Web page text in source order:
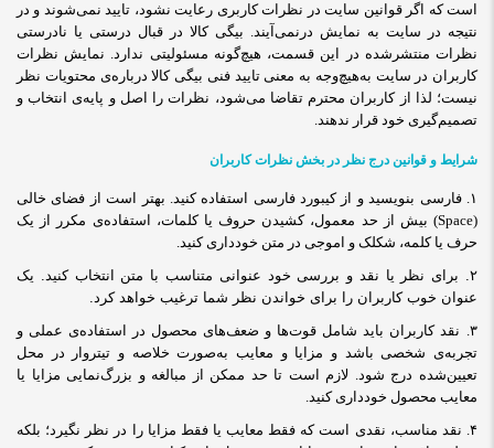
است که اگر قوانین سایت در نظرات کاربری رعایت نشود، تایید نمی‌شوند و در
نتیجه در سایت به نمایش درنمی‌آیند. بیگی کالا در قبال درستی یا نادرستی
نظرات منتشرشده در این قسمت، هیچگونه مسئولیتی ندارد. نمایش نظرات
کاربران در سایت بههیچ‌وجه به معنی تایید فنی بیگی کالا درباره‌ی محتویات نظر
نیست؛ لذا از کاربران محترم تقاضا می‌شود، نظرات را اصل و پایه‌ی انتخاب و
تصمیمگیری خود قرار ندهند.
شرایط و قوانین درج نظر در بخش نظرات کاربران
۱. فارسی بنویسید و از کیبورد فارسی استفاده کنید. بهتر است از فضای خالی
(
Space) بیش از حد معمول، کشیدن حروف یا کلمات، استفاده‌ی مکرر از یک
حرف یا کلمه، شکلک و اموجی در متن خودداری کنید.
۲. برای نظر یا نقد و بررسی خود عنوانی متناسب با متن انتخاب کنید. یک
عنوان خوب کاربران را برای خواندن نظر شما ترغیب خواهد کرد.
۳.
نقد کاربران باید شامل قوت‌ها و ضعف‌های محصول در استفاده‌ی عملی و
تجربه‌ی شخصی باشد و مزایا و معایب به‌صورت خلاصه و تیتروار در محل
تعیین‌شده درج شود. لازم است تا حد ممکن از مبالغه و بزرگ‌نمایی مزایا یا
معایب محصول خودداری کنید.
۴. نقد مناسب، نقدی است که فقط معایب یا فقط مزایا را در نظر نگیرد؛ بلکه